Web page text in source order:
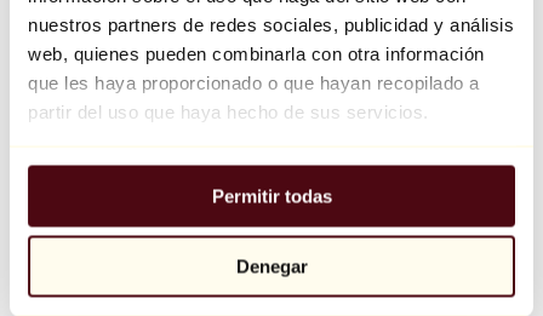
nuestros partners de redes sociales, publicidad y análisis
web, quienes pueden combinarla con otra información
que les haya proporcionado o que hayan recopilado a
partir del uso que haya hecho de sus servicios.
Permitir todas
Denegar
Balloon Dog (Orange)
Jeff Koons
10.000 €
Explorar
Todos los escultores
Todos los fotógrafos